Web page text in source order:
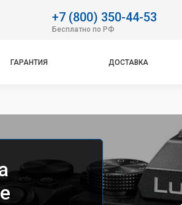
+7 (800) 350-44-53
Бесплатно по РФ
ГАРАНТИЯ ДОСТАВКА